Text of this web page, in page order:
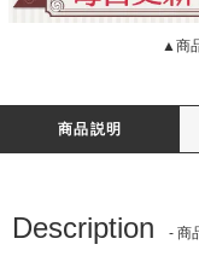
▲商
商品説明
Description - 商